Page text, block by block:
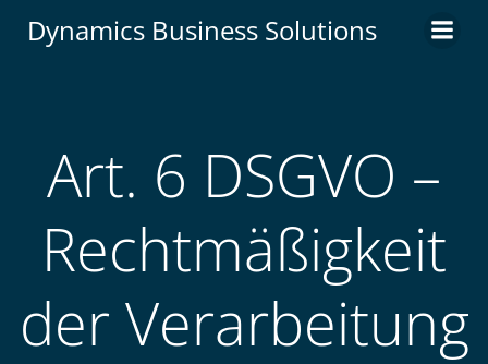
Inhalt
Dynamics Business Solutions
Art. 6 DSGVO –
Rechtmäßigkeit
der Verarbeitung